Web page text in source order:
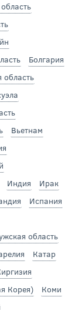
Болгария
область
Вьетнам
Индия
Ирак
Испания
область
Катар
Корея)
Коми